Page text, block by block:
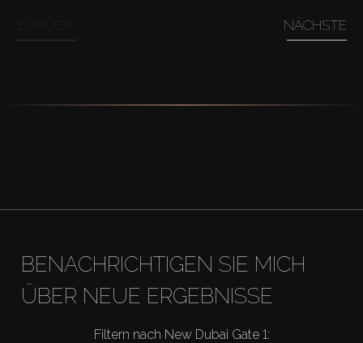
NÄCHSTE
BENACHRICHTIGEN SIE MICH
ÜBER NEUE ERGEBNISSE
Filtern nach New Dubai Gate 1: